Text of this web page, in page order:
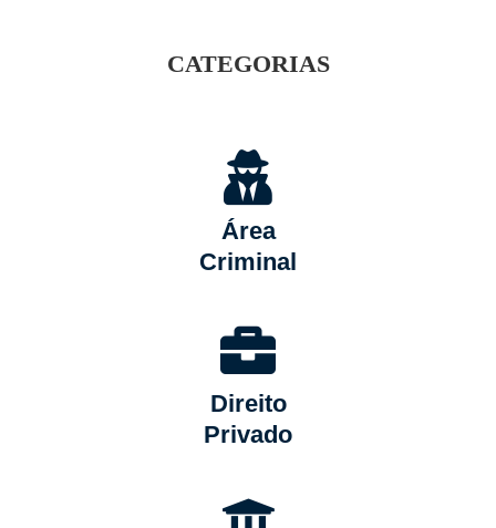
CATEGORIAS
Área
Criminal
Direito
Privado